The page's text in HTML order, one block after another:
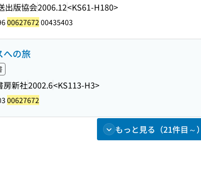
出版協会2006.12<KS61-H180>
00627672 00435403
への旅
房新社2002.6<KS113-H3>
00627672
もっと見る（21件目～）